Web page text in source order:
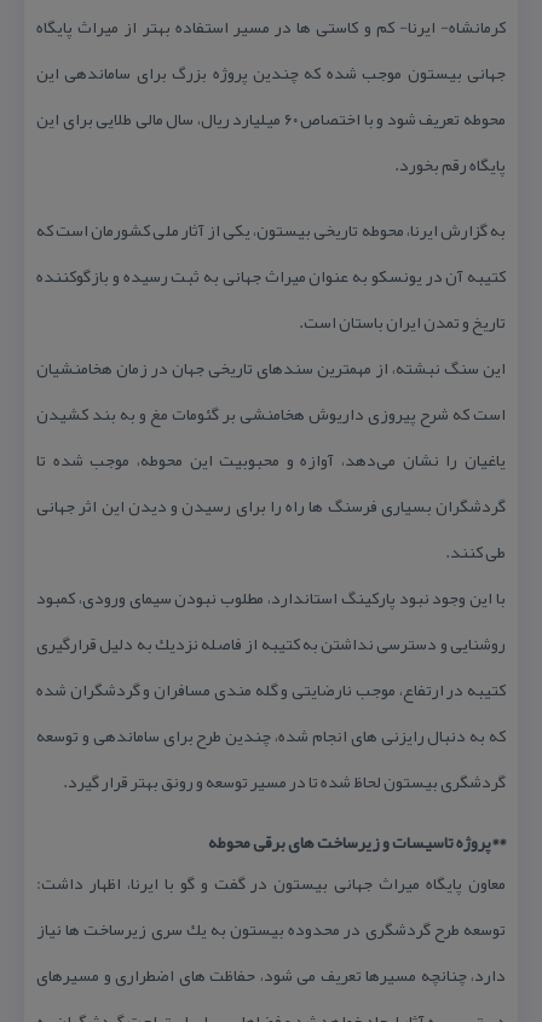
كرمانشاه- ایرنا- كم و كاستی ها در مسیر استفاده بهتر از میراث پایگاه
جهانی بیستون موجب شده كه چندین پروژه بزرگ برای ساماندهی این
محوطه تعریف شود و با اختصاص ۶۰ میلیارد ریال، سال مالی طلایی برای این
پایگاه رقم بخورد.
به گزارش ایرنا، محوطه تاریخی بیستون، یكی از آثار ملی كشورمان است كه
كتیبه آن در یونسكو به عنوان میراث جهانی به ثبت رسیده و بازگوكننده
تاریخ و تمدن ایران باستان است.
این سنگ‌ نبشته، از مهمترین سند‌های تاریخی جهان در زمان هخامنشیان
است كه شرح پیروزی داریوش هخامنشی بر گئومات مغ و به بند كشیدن
یاغیان را نشان می‌دهد، آوازه و محبوبیت این محوطه، موجب شده تا
گردشگران بسیاری فرسنگ ها راه را برای رسیدن و دیدن این اثر جهانی
طی كنند.
با این وجود نبود پاركینگ استاندارد، مطلوب نبودن سیمای ورودی، كمبود
روشنایی و دسترسی نداشتن به كتیبه از فاصله نزدیك به دلیل قرارگیری
كتیبه در ارتفاع، موجب نارضایتی و گله مندی مسافران و گردشگران شده
كه به دنبال رایزنی های انجام شده، چندین طرح برای ساماندهی و توسعه
گردشگری بیستون لحاظ شده تا در مسیر توسعه و رونق بهتر قرار گیرد.
**پروژه تاسیسات و زیرساخت های برقی محوطه
معاون پایگاه میراث جهانی بیستون در گفت و گو با ایرنا، اظهار داشت:
توسعه طرح گردشگری در محدوده بیستون به یك سری زیرساخت ها نیاز
دارد، چنانچه مسیرها تعریف می شود، حفاظت های اضطراری و مسیرهای